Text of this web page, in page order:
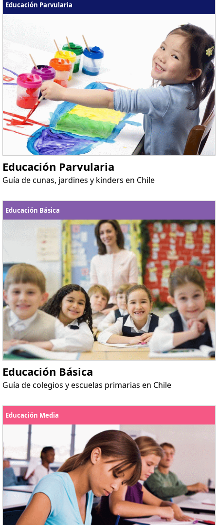
Educación Parvularia
Educación Parvularia
Guía de cunas, jardines y kinders en Chile
Educación Básica
Educación Básica
Guía de colegios y escuelas primarias en Chile
Educación Media